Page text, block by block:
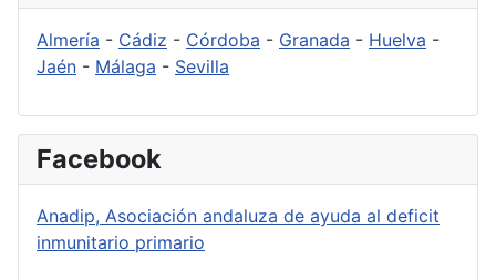
Almería - Cádiz - Córdoba - Granada - Huelva -
Jaén - Málaga - Sevilla
Facebook
Anadip, Asociación andaluza de ayuda al deficit
inmunitario primario